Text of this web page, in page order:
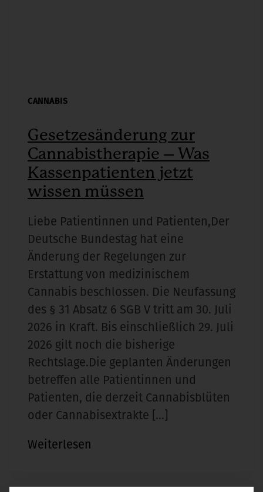
CANNABIS
Gesetzesänderung zur
Cannabistherapie – Was
Kassenpatienten jetzt
wissen müssen
Liebe Patientinnen und Patienten,Der
Deutsche Bundestag hat eine
Änderung der Regelungen zur
Erstattung von medizinischem
Cannabis beschlossen. Die Neufassung
des § 31 Absatz 6 SGB V tritt am 30. Juli
2026 in Kraft. Bis einschließlich 29. Juli
2026 gilt noch die bisherige
Rechtslage.Die geplanten Änderungen
betreffen alle Patientinnen und
Patienten, die derzeit Cannabisblüten
oder Cannabisextrakte […]
Weiterlesen